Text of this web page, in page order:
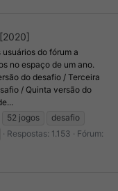
do fórum a
no espaço de um ano.
do desafio / Terceira
/ Quinta versão do
52 jogos
desafio
Respostas: 1.153
Fórum: